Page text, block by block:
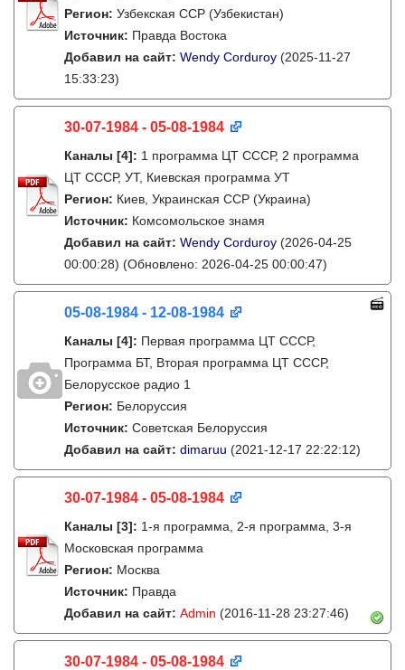
Регион: Узбекская ССР (Узбекистан)
Источник: Правда Востока
Добавил на сайт: Wendy Corduroy (2025-11-27
15:33:23)
30-07-1984 - 05-08-1984
Каналы [4]: 1 программа ЦТ СССР, 2 программа
ЦТ СССР, УТ, Киевская программа УТ
Регион: Киев, Украинская ССР (Украина)
Источник: Комсомольское знамя
Добавил на сайт: Wendy Corduroy (2026-04-25
00:00:28) (Обновлено: 2026-04-25 00:00:47)
05-08-1984 - 12-08-1984
Каналы [4]: Первая программа ЦТ СССР,
Программа БТ, Вторая программа ЦТ СССР,
Белорусское радио 1
Регион: Белоруссия
Источник: Советская Белоруссия
Добавил на сайт: dimaruu (2021-12-17 22:22:12)
30-07-1984 - 05-08-1984
Каналы [3]: 1-я программа, 2-я программа, 3-я
Московская программа
Регион: Москва
Источник: Правда
Добавил на сайт: Admin (2016-11-28 23:27:46)
30-07-1984 - 05-08-1984